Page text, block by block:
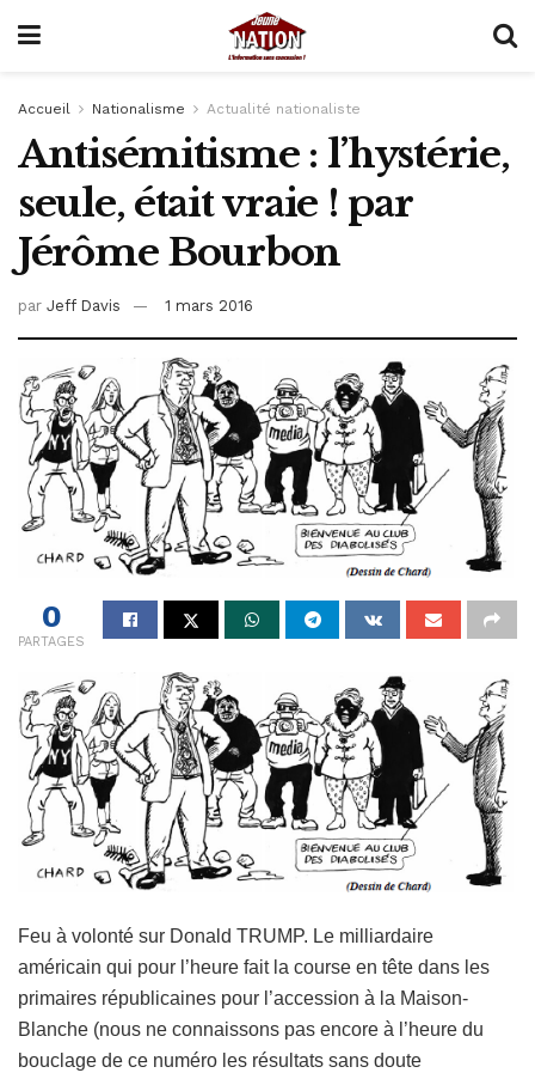
Accueil Nationalisme Actualité nationaliste
Antisémitisme : l’hystérie,
seule, était vraie ! par
Jérôme Bourbon
par Jeff Davis 1 mars 2016
0
PARTAGES
Feu à volonté sur Donald TRUMP. Le milliardaire
américain qui pour l’heure fait la course en tête dans les
primaires républicaines pour l’accession à la Maison-
Blanche (nous ne connaissons pas encore à l’heure du
bouclage de ce numéro les résultats sans doute